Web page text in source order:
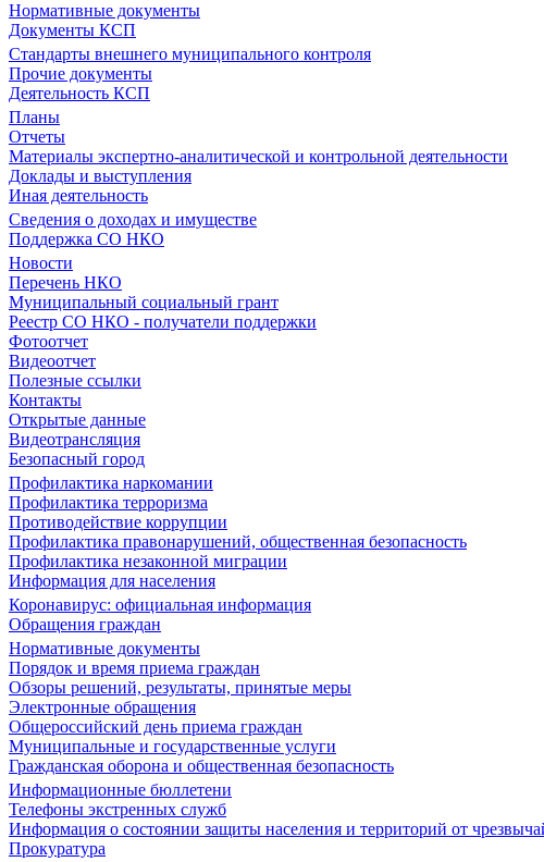
Нормативные документы
Документы КСП
Стандарты внешнего муниципального контроля
Прочие документы
Деятельность КСП
Планы
Отчеты
Материалы экспертно-аналитической и контрольной деятельности
Доклады и выступления
Иная деятельность
Сведения о доходах и имуществе
Поддержка СО НКО
Новости
Перечень НКО
Муниципальный социальный грант
Реестр СО НКО - получатели поддержки
Фотоотчет
Видеоотчет
Полезные ссылки
Контакты
Открытые данные
Видеотрансляция
Безопасный город
Профилактика наркомании
Профилактика терроризма
Противодействие коррупции
Профилактика правонарушений, общественная безопасность
Профилактика незаконной миграции
Информация для населения
Коронавирус: официальная информация
Обращения граждан
Нормативные документы
Порядок и время приема граждан
Обзоры решений, результаты, принятые меры
Электронные обращения
Общероссийский день приема граждан
Муниципальные и государственные услуги
Гражданская оборона и общественная безопасность
Информационные бюллетени
Телефоны экстренных служб
Информация о состоянии защиты населения и территорий от
Прокуратура